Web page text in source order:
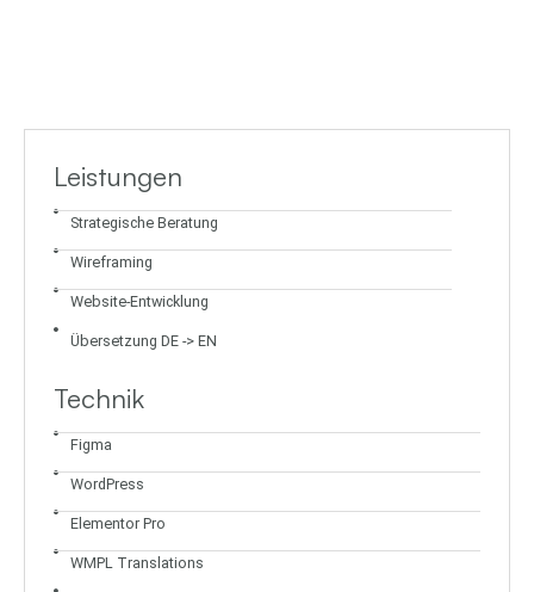
Leistungen
Strategische Beratung
Wireframing
Website-Entwicklung
Übersetzung DE -> EN
Technik
Figma
WordPress
Elementor Pro
WMPL Translations